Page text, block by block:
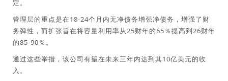
定。
管理层的重点是在18-24个月内无净债务增强净债务，增强了财
务弹性，而扩张旨在将容量利用率从25财年的65％提高到26财年
的85-90％。
通过这些举措，该公司有望在未来三年内达到其10亿美元的收
入。